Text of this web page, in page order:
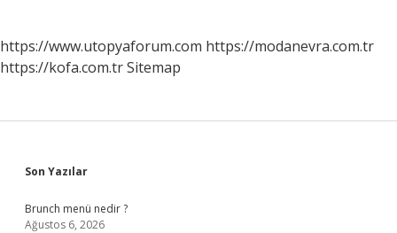
Kime
Aittir
https://www.utopyaforum.com https://modanevra.com.tr
https://kofa.com.trSitemap
Sidebar
Son Yazılar
Brunch menü nedir ?
Ağustos 6, 2026